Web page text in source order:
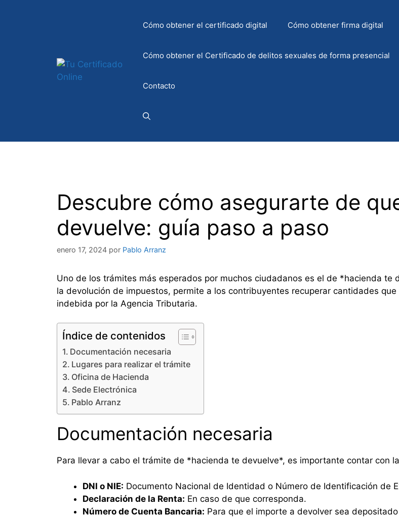
Cómo obtener el certificado digital Cómo obtener firma digital
Cómo obtener el Certificado de delitos sexuales de forma presencial
Contacto
Descubre cómo asegurarte de
devuelve: guía paso a paso
enero 17, 2024 por Pablo Arranz
Uno de los trámites más esperados por muchos ciudadanos es el de *hacienda
la devolución de impuestos, permite a los contribuyentes recuperar cantidades
indebida por la Agencia Tributaria.
Índice de contenidos
Documentación necesaria
Lugares para realizar el trámite
Oficina de Hacienda
Sede Electrónica
Pablo Arranz
Documentación necesaria
Para llevar a cabo el trámite de *hacienda te devuelve*, es importante contar con
DNI o NIE: Documento Nacional de Identidad o Número de Identificación de
Declaración de la Renta: En caso de que corresponda.
Número de Cuenta Bancaria: Para que el importe a devolver sea